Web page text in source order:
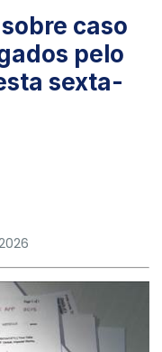
caso
pelo
sexta-